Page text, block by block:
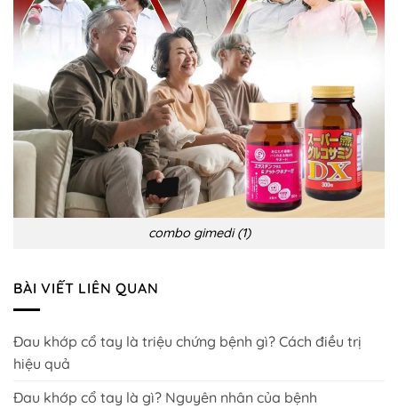
combo gimedi (1)
BÀI VIẾT LIÊN QUAN
Đau khớp cổ tay là triệu chứng bệnh gì? Cách điều trị
hiệu quả
Đau khớp cổ tay là gì? Nguyên nhân của bệnh